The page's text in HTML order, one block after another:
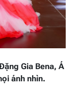
Gia Bena, Á
ánh nhìn.